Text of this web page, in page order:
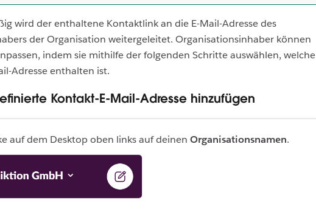
wird der enthaltene Kontaktlink an die E-Mail-Adresse des
der Organisation weitergeleitet. Organisationsinhaber können
indem sie mithilfe der folgenden Schritte auswählen, welche
Adresse enthalten ist.
Kontakt-E-Mail-Adresse hinzufügen
auf dem Desktop oben links auf deinen Organisationsnamen.